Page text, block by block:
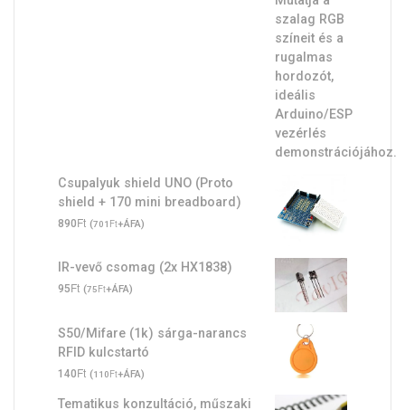
Csupalyuk shield UNO (Proto
shield + 170 mini breadboard)
890Ft (701 Ft+ÁFA)
IR-vevő csomag (2x HX1838)
95Ft (75Ft+ÁFA)
S50/Mifare (1k) sárga-narancs
RFID kulcstartó
140Ft (110Ft+ÁFA)
Tematikus konzultáció, műszaki